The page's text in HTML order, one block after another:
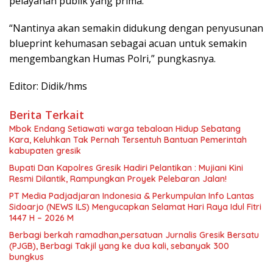
“Nantinya akan semakin didukung dengan penyusunan
blueprint kehumasan sebagai acuan untuk semakin
mengembangkan Humas Polri,” pungkasnya.
Editor: Didik/hms
Berita Terkait
Mbok Endang Setiawati warga tebaloan Hidup Sebatang
Kara, Keluhkan Tak Pernah Tersentuh Bantuan Pemerintah
kabupaten gresik
​Bupati Dan Kapolres Gresik Hadiri Pelantikan : Mujiani Kini
Resmi Dilantik, Rampungkan Proyek Pelebaran Jalan!
PT Media Padjadjaran Indonesia & Perkumpulan Info Lantas
Sidoarjo (NEWS ILS) Mengucapkan Selamat Hari Raya Idul Fitri
1447 H – 2026 M
Berbagi berkah ramadhan,persatuan Jurnalis Gresik Bersatu
(PJGB), Berbagi Takjil yang ke dua kali, sebanyak 300
bungkus